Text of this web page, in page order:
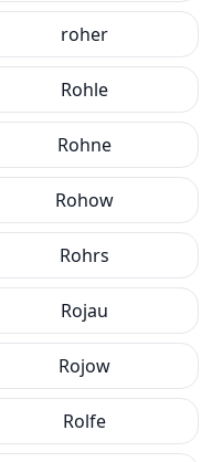
roher
Rohle
Rohne
Rohow
Rohrs
Rojau
Rojow
Rolfe